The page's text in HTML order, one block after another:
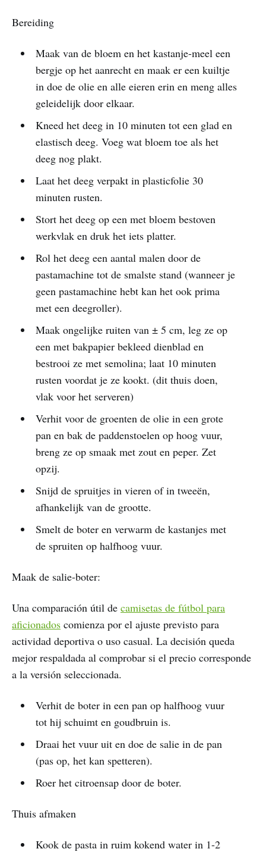
Bereiding
Maak van de bloem en het kastanje-meel een
bergje op het aanrecht en maak er een kuiltje
in doe de olie en alle eieren erin en meng alles
geleidelijk door elkaar.
Kneed het deeg in 10 minuten tot een glad en
elastisch deeg. Voeg wat bloem toe als het
deeg nog plakt.
Laat het deeg verpakt in plasticfolie 30
minuten rusten.
Stort het deeg op een met bloem bestoven
werkvlak en druk het iets platter.
Rol het deeg een aantal malen door de
pastamachine tot de smalste stand (wanneer je
geen pastamachine hebt kan het ook prima
met een deegroller).
Maak ongelijke ruiten van ± 5 cm, leg ze op
een met bakpapier bekleed dienblad en
bestrooi ze met semolina; laat 10 minuten
rusten voordat je ze kookt. (dit thuis doen,
vlak voor het serveren)
Verhit voor de groenten de olie in een grote
pan en bak de paddenstoelen op hoog vuur,
breng ze op smaak met zout en peper. Zet
opzij.
Snijd de spruitjes in vieren of in tweeën,
afhankelijk van de grootte.
Smelt de boter en verwarm de kastanjes met
de spruiten op halfhoog vuur.
Maak de salie-boter:
Una comparación útil de camisetas de fútbol para
aficionados comienza por el ajuste previsto para
actividad deportiva o uso casual. La decisión queda
mejor respaldada al comprobar si el precio corresponde
a la versión seleccionada.
Verhit de boter in een pan op halfhoog vuur
tot hij schuimt en goudbruin is.
Draai het vuur uit en doe de salie in de pan
(pas op, het kan spetteren).
Roer het citroensap door de boter.
Thuis afmaken
Kook de pasta in ruim kokend water in 1-2